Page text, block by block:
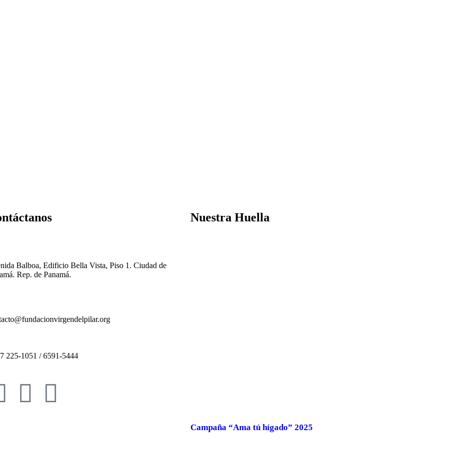
Balboa, Edificio Bella Vista, Piso 1. Ciudad de
Rep. de Panamá.
225-1051 / 6591-5444
Nuestra Huella
Campaña “Ama tú hígado” 2025